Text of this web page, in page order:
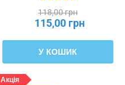
118,00 грн
115,00 грн
У КОШИК
Акція